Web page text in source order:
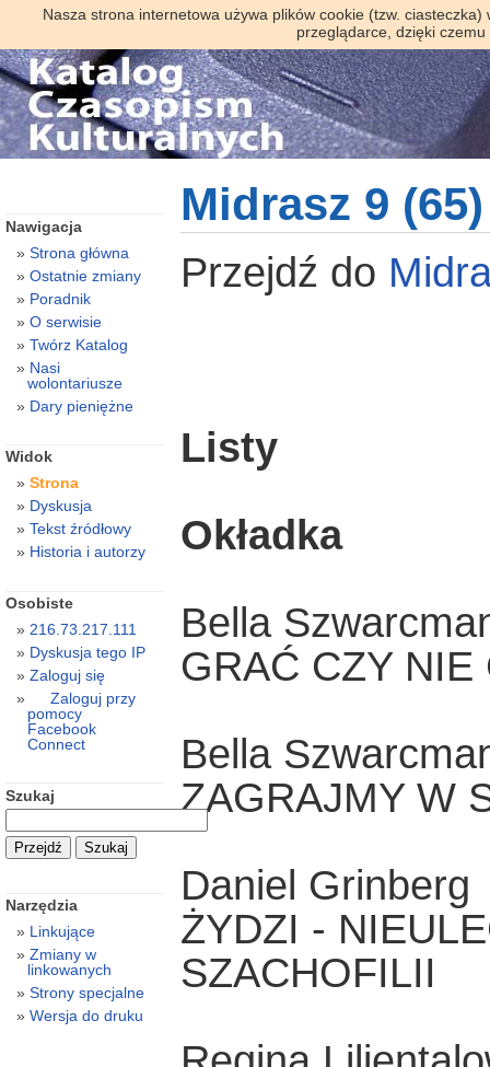
Nasza strona internetowa używa plików cookie (tzw.
przeglądarce, dzięki
Midrasz 9
Przejdź do
Listy
Okładka
Bella
GRAĆ CZY NIE
Bella
ZAGRAJMY W
Daniel Grinberg
ŻYDZI -
SZACHOFILII
Nawigacja
Strona główna
Ostatnie zmiany
Poradnik
O serwisie
Twórz Katalog
Nasi
wolontariusze
Dary pieniężne
Widok
Strona
Dyskusja
Tekst źródłowy
Historia i autorzy
Osobiste
216.73.217.111
Dyskusja tego IP
Zaloguj się
Zaloguj przy
pomocy
Facebook
Connect
Szukaj
Narzędzia
Linkujące
Zmiany w
linkowanych
Strony specjalne
Wersja do druku